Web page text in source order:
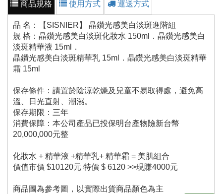
商品規格 使用方式 運送方式
品 名：【SISNIER】 晶鑽光感美白淡斑進階組
規 格：晶鑽光感美白淡斑化妝水 150ml．晶鑽光感美白
淡斑精華液 15ml．
晶鑽光感美白淡斑精華乳 15ml．晶鑽光感美白淡斑精華
霜 15ml
保存條件：請置於陰涼乾燥及兒童不易取得處，避免高
溫、日光直射、潮濕。
保存期限：三年
消費保障：本公司產品已投保明台產物險新台幣
20,000,000元整
化妝水 + 精華液 +精華乳+ 精華霜 = 美肌組合
價值市價 $10120元 特價 $ 6120 >>現賺4000元
商品圖為參考圖，以實際出貨商品顏色為主